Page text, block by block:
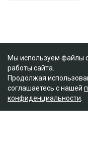
Мы используем файлы
работы сайта.
Продолжая
соглашаетесь с нашей
конфиденциальности